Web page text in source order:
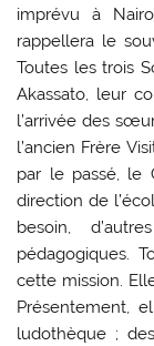
imprévu à
rappellera le
Toutes les trois
Akassato, leur
l’arrivée des
l’ancien Frère
par le passé, le
direction de
besoin,
pédagogiques.
cette mission.
Présentement,
ludothèque ;